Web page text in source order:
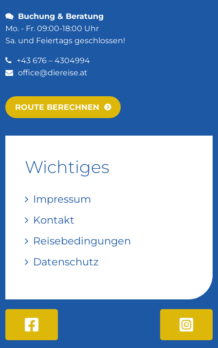
+43 676 – 4304994
office@diereise.at
Buchung & Beratung
Mo. - Fr. 09:00-18:00 Uhr
Sa. und Feiertags geschlossen!
ROUTE BERECHNEN
Wichtiges
Impressum
Kontakt
Reisebedingungen
Datenschutz